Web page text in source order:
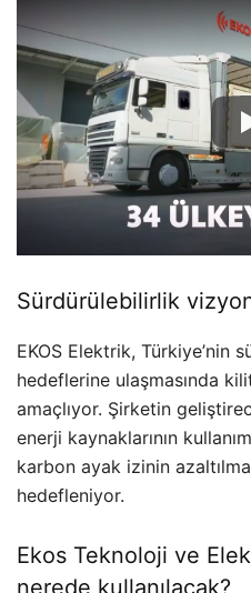
Sürdürülebilirlik
EKOS Elektrik, Türkiye’nin
hedeflerine ulaşmasında
amaçlıyor. Şirketin
enerji kaynaklarının
karbon ayak izinin
hedefleniyor.
Ekos Teknoloji ve
nerede kullanılacak?